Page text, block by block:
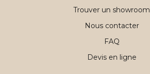
Trouver un showroom
Nous contacter
FAQ
Devis en ligne